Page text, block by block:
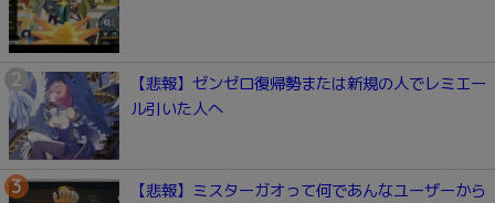
【悲報】ゼンゼロ復帰勢または新規の人でレミエー
ル引いた人へ
【悲報】ミスターガオって何であんなユーザーから